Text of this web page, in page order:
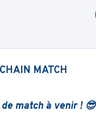
MATCH
de match à venir ! 😎